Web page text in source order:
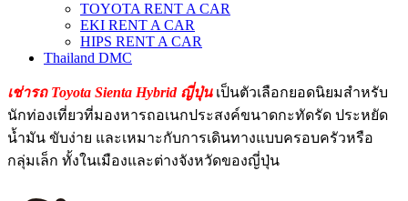
TOYOTA RENT A CAR
EKI RENT A CAR
HIPS RENT A CAR
Thailand DMC
เช่ารถ Toyota Sienta Hybrid ญี่ปุ่นเป็นตัวเลือกยอดนิยมสำหรับ
นักท่องเที่ยวที่มองหารถอเนกประสงค์ขนาดกะทัดรัด ประหยัด
น้ำมัน ขับง่าย และเหมาะกับการเดินทางแบบครอบครัวหรือ
กลุ่มเล็ก ทั้งในเมืองและต่างจังหวัดของญี่ปุ่น